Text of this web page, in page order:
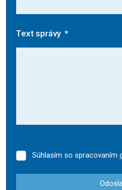
Text správy *
Súhlasím
spracovaním
Súhlasím so spracovaním